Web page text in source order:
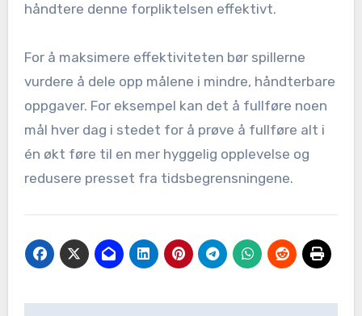
håndtere denne forpliktelsen effektivt.
For å maksimere effektiviteten bør spillerne
vurdere å dele opp målene i mindre, håndterbare
oppgaver. For eksempel kan det å fullføre noen
mål hver dag i stedet for å prøve å fullføre alt i
én økt føre til en mer hyggelig opplevelse og
redusere presset fra tidsbegrensningene.